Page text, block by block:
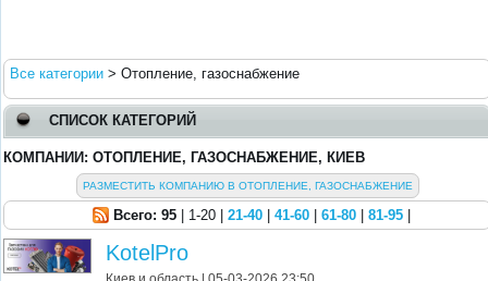
Все категории > Отопление, газоснабжение
СПИСОК КАТЕГОРИЙ
КОМПАНИИ: ОТОПЛЕНИЕ, ГАЗОСНАБЖЕНИЕ, КИЕВ
РАЗМЕСТИТЬ КОМПАНИЮ В ОТОПЛЕНИЕ, ГАЗОСНАБЖЕНИЕ
Всего: 95 | 1-20 | 21-40 41-60 61-80 81-95
KotelPro